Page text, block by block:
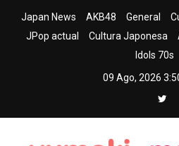
Japan News AKB48 General
JPop actual
Cultura Japonesa
Idols 70s
09 Ago, 2026